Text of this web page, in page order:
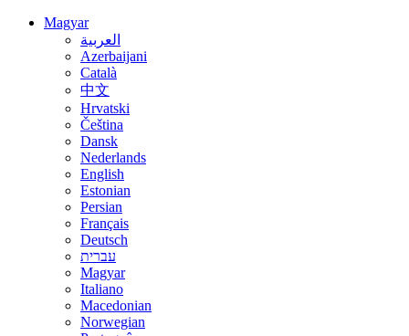
Magyar
العربية
Azerbaijani
Català
中文
Hrvatski
Čeština
Dansk
Nederlands
English
Estonian
Persian
Français
Deutsch
עברית
Magyar
Italiano
Macedonian
Norwegian